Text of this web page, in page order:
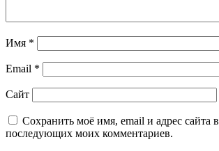
Имя *
Email *
Сайт
Сохранить моё имя, email и адрес сайта
последующих моих комментариев.